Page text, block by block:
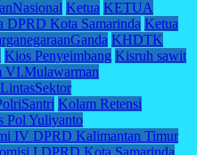
Ketua KETUA
DPRD Kota Samarinda Ketua
KHDTK
Kios Penyeimbang Kisruh sawit
VI.Mulawarman
Kolam Retensi
Pol Yuliyanto
IV DPRD Kalimantan Timur
I DPRD Kota Samarinda